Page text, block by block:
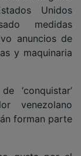
medidas
anuncios de
y maquinaria
venezolano
forman parte